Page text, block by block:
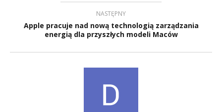
NASTĘPNY
Apple pracuje nad nową technologią zarządzania
energią dla przyszłych modeli Maców